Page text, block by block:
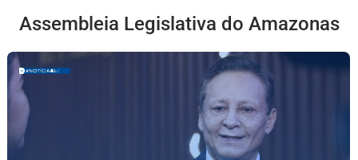
Assembleia Legislativa do Amazonas